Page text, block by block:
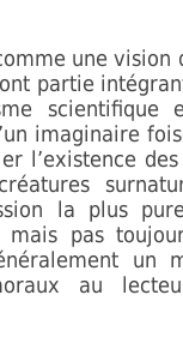
une vision
partie
scientifique
imaginaire
l’existence
la plus
pas
un
au